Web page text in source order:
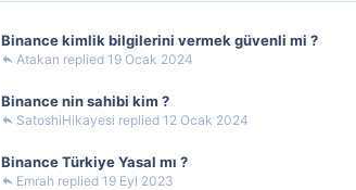
Binance kimlik bilgilerini vermek güvenli mi ?
19 Ocak 2024
Atakan
Binance nin sahibi kim ?
12 Ocak 2024
SatoshiHikayesi
Binance Türkiye Yasal mı ?
19 Eyl 2023
Emrah